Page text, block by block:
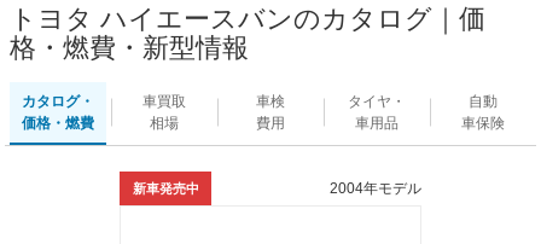
トヨタ ハイエースバンのカタログ｜価
格・燃費・新型情報
カタログ・
価格・燃費
車買取
相場
車検
費用
タイヤ・
車用品
自動
車保険
新車発売中 2004年モデル